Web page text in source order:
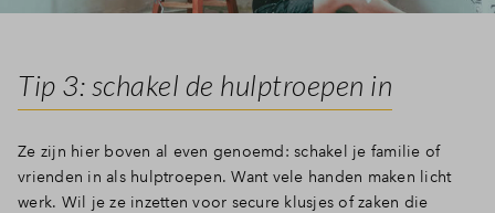
Tip 3: schakel de hulptroepen in
Ze zijn hier boven al even genoemd: schakel je familie of
vrienden in als hulptroepen. Want vele handen maken licht
werk. Wil je ze inzetten voor secure klusjes of zaken die